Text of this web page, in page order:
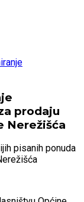
prodaju
Nerežišća
pisanih ponuda